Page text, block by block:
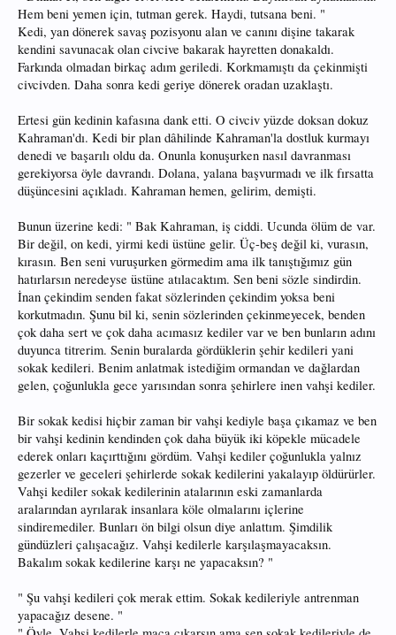
Hem beni yemen için, tutman gerek. Haydi, tutsana beni. "
Kedi, yan dönerek savaş pozisyonu alan ve canını dişine takarak
kendini savunacak olan civcive bakarak hayretten donakaldı.
Farkında olmadan birkaç adım geriledi. Korkmamıştı da çekinmişti
civcivden. Daha sonra kedi geriye dönerek oradan uzaklaştı.
Ertesi gün kedinin kafasına dank etti. O civciv yüzde doksan dokuz
Kahraman'dı. Kedi bir plan dâhilinde Kahraman'la dostluk kurmayı
denedi ve başarılı oldu da. Onunla konuşurken nasıl davranması
gerekiyorsa öyle davrandı. Dolana, yalana başvurmadı ve ilk fırsatta
düşüncesini açıkladı. Kahraman hemen, gelirim, demişti.
Bunun üzerine kedi: " Bak Kahraman, iş ciddi. Ucunda ölüm de var.
Bir değil, on kedi, yirmi kedi üstüne gelir. Üç-beş değil ki, vurasın,
kırasın. Ben seni vuruşurken görmedim ama ilk tanıştığımız gün
hatırlarsın neredeyse üstüne atılacaktım. Sen beni sözle sindirdin.
İnan çekindim senden fakat sözlerinden çekindim yoksa beni
korkutmadın. Şunu bil ki, senin sözlerinden çekinmeyecek, benden
çok daha sert ve çok daha acımasız kediler var ve ben bunların adını
duyunca titrerim. Senin buralarda gördüklerin şehir kedileri yani
sokak kedileri. Benim anlatmak istediğim ormandan ve dağlardan
gelen, çoğunlukla gece yarısından sonra şehirlere inen vahşi kediler.
Bir sokak kedisi hiçbir zaman bir vahşi kediyle başa çıkamaz ve ben
bir vahşi kedinin kendinden çok daha büyük iki köpekle mücadele
ederek onları kaçırttığını gördüm. Vahşi kediler çoğunlukla yalnız
gezerler ve geceleri şehirlerde sokak kedilerini yakalayıp öldürürler.
Vahşi kediler sokak kedilerinin atalarının eski zamanlarda
aralarından ayrılarak insanlara köle olmalarını içlerine
sindiremediler. Bunları ön bilgi olsun diye anlattım. Şimdilik
gündüzleri çalışacağız. Vahşi kedilerle karşılaşmayacaksın.
Bakalım sokak kedilerine karşı ne yapacaksın? "
" Şu vahşi kedileri çok merak ettim. Sokak kedileriyle antrenman
yapacağız desene. "